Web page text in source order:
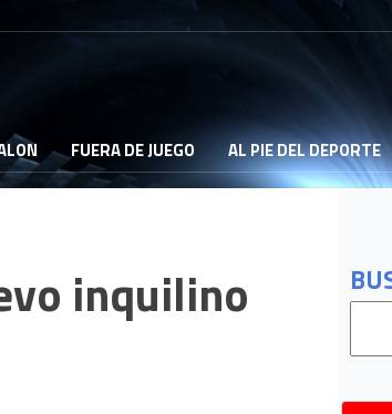
FUERA DE JUEGO AL PIE DEL DEPORTE
inquilino